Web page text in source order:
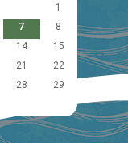
1
7
8
14
15
21
22
28
29